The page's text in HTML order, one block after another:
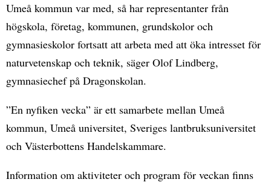
Umeå kommun var med, så har representanter från
högskola, företag, kommunen, grundskolor och
gymnasieskolor fortsatt att arbeta med att öka intresset för
naturvetenskap och teknik, säger Olof Lindberg,
gymnasiechef på Dragonskolan.
”En nyfiken vecka” är ett samarbete mellan Umeå
kommun, Umeå universitet, Sveriges lantbruksuniversitet
och Västerbottens Handelskammare.
Information om aktiviteter och program för veckan finns